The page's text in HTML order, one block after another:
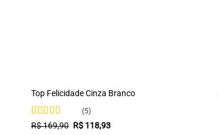
Top Felicidade Cinza Branco
Avaliação
(5)
R$169,90 O
R$ 118,93O